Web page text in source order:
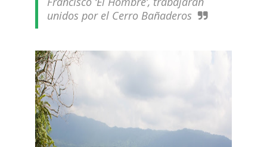
unidos por el Cerro Bañaderos